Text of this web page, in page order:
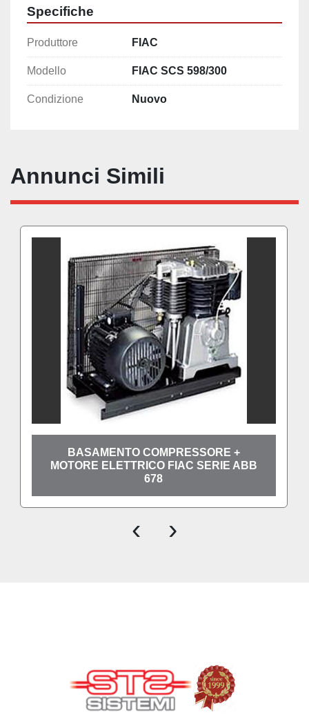
della condizione operativa.
Specifiche
Produttore FIAC
Modello FIAC SCS 598/300
Condizione Nuovo
Annunci Simili
BASAMENTO COMPRESSORE +
MOTORE ELETTRICO FIAC SERIE ABB
678
‹ ›